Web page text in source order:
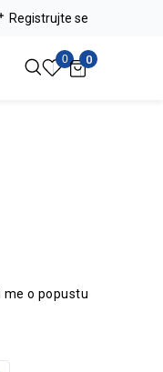
- Jadea Pogledaj više
Registrujte se
0 0
me o popustu